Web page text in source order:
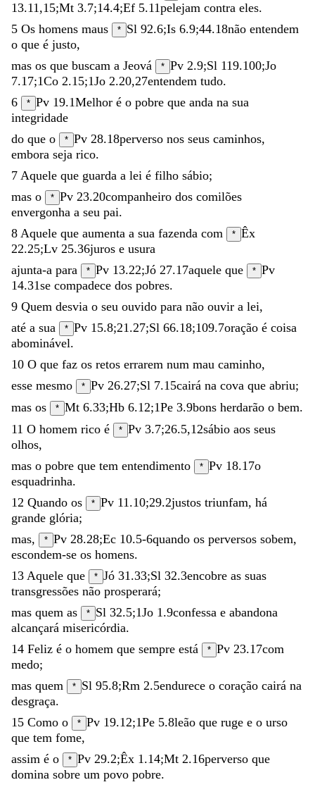
13.11 ,15;Mt 3.7;14.4;Ef 5.11pelejam contra eles.
5 Os homens maus * Sl 92.6;Is 6.9;44.18não entendem
o que é justo,
mas os que buscam a Jeová * Pv 2.9;Sl 119.100;Jo
7.17;1Co 2.15;1Jo 2.20,27entendem tudo.
6
* Pv 19.1Melhor é o pobre que anda na sua
integridade
do que o * Pv 28.18perverso nos seus caminhos,
embora seja rico.
7 Aquele que guarda a lei é filho sábio;
mas o * Pv 23.20companheiro dos comilões
envergonha a seu pai.
8 Aquele que aumenta a sua fazenda com * Êx
22.25;Lv 25.36juros e usura
ajunta-a para * Pv 13.22;Jó 27.17aquele que * Pv
14.31se compadece dos pobres.
9 Quem desvia o seu ouvido para não ouvir a lei,
até a sua * Pv 15.8;21.27;Sl 66.18;109.7oração é coisa
abominável.
10 O que faz os retos errarem num mau caminho,
esse mesmo * Pv 26.27;Sl 7.15cairá na cova que abriu;
mas os * Mt 6.33;Hb 6.12;1Pe 3.9bons herdarão o bem.
11 O homem rico é * Pv 3.7;26.5,12sábio aos seus
olhos,
mas o pobre que tem entendimento * Pv 18.17o
esquadrinha.
12 Quando os * Pv 11.10;29.2justos triunfam, há
grande glória;
mas, * Pv 28.28;Ec 10.5-6quando os perversos sobem,
escondem-se os homens.
13 Aquele que * Jó 31.33;Sl 32.3encobre as suas
transgressões não prosperará;
mas quem as * Sl 32.5;1Jo 1.9confessa e abandona
alcançará misericórdia.
14 Feliz é o homem que sempre está * Pv 23.17com
medo;
mas quem * Sl 95.8;Rm 2.5endurece o coração cairá na
desgraça.
15 Como o * Pv 19.12;1Pe 5.8leão que ruge e o urso
que tem fome,
assim é o * Pv 29.2;Êx 1.14;Mt 2.16perverso que
domina sobre um povo pobre.